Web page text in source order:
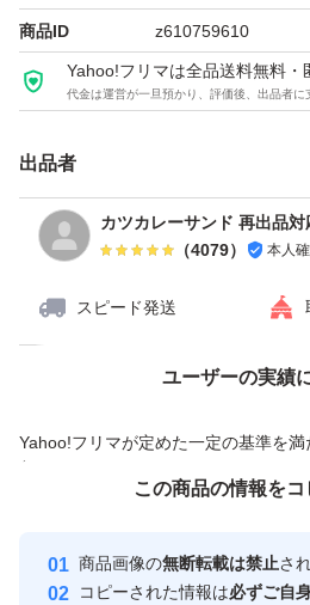
・体内への吸収が早いホエイプロ
消化吸収速度の違う2種類のプロ
ら、運動時の栄養補給にぴったり
■1回分30gあたりで、たんぱく質
1回で20gのたんぱく質が手軽に摂
リメントやプラスアルファの成分
合わせても、栄養コントロール
す。
商品ID z610759610
Yahoo!フリマは全品送料無料・
代金は運営が一旦預かり、評価後、出品者に
出品者
カツカレーサンド 再出品対
（4079） 本人
スピード発送
ユーザーの実績
Yahoo!フリマが定めた一定の基準を
付与しています
安心取引出品者
心・
価格の相談
この商品の情報を
商品画像の無断転載は禁止さ
コピーされた情報は必ずご自
この商品をみている人にオススメ